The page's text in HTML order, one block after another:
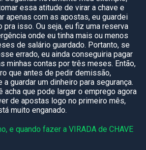
essa atitude de virar a chave e
apenas com as apostas, eu guardei
pra isso. Ou seja, eu fiz uma reserva
onde eu tinha mais ou menos
de salário guardado. Portanto, se
errado, eu ainda conseguiria pagar
minhas contas por três meses. Então,
que antes de pedir demissão,
a guardar um dinheiro para segurança.
acha que pode largar o emprego agora
de apostas logo no primeiro mês,
muito enganado.
e quando fazer a VIRADA de CHAVE